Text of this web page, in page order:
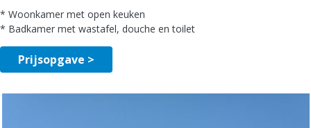
* Woonkamer met open keuken
* Badkamer met wastafel, douche en toilet
Prijsopgave >